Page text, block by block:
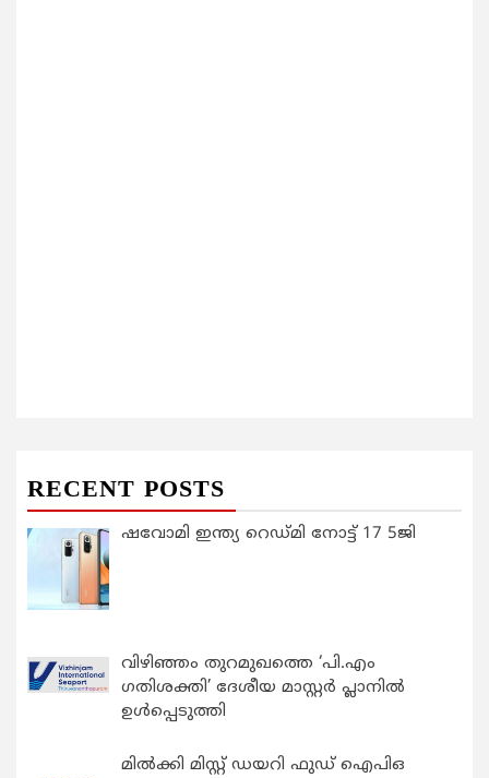
RECENT POSTS
ഷവോമി ഇന്ത്യ റെഡ്മി നോട്ട് 17 5ജി
വിഴിഞ്ഞം തുറമുഖത്തെ ‘പി.എം
ഗതിശക്തി’ ദേശീയ മാസ്റ്റർ പ്ലാനിൽ
ഉൾപ്പെടുത്തി
മിൽക്കി മിസ്റ്റ് ഡയറി ഫുഡ് ഐപിഒ